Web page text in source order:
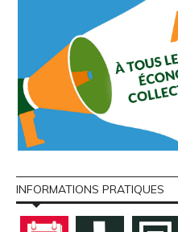
INFORMATIONS PRATIQUES